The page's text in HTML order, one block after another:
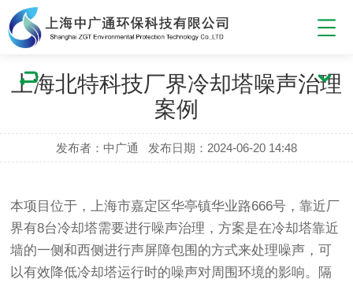
上海北特科技厂界冷却塔噪声治理
案例
发布者：中广通 发布日期：2024-06-20 14:48
本项目位于，上海市嘉定区华亭镇华业路666号，靠近厂
界有8台冷却塔需要进行噪声治理，方案是在冷却塔靠近
墙的一侧和西侧进行声屏障包围的方式来处理噪声，可
以有效降低冷却塔运行时的噪声对周围环境的影响。隔